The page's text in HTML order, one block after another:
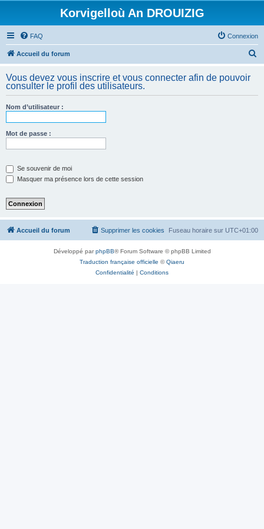
Korvigelloù An DROUIZIG
FAQ Connexion
Accueil du forum
h
Vous devez vous inscrire et vous connecter afin de pouvoir
consulter le profil des utilisateurs.
Nom d’utilisateur :
Mot de passe :
Se souvenir de moi
Masquer ma présence lors de cette session
Accueil du forum Fuseau horaire sur UTC+01:00
Supprimer les cookies
Développé parphpBB® Forum Software © phpBB Limited
Traduction française officielle ©Qiaeru
Confidentialité | Conditions